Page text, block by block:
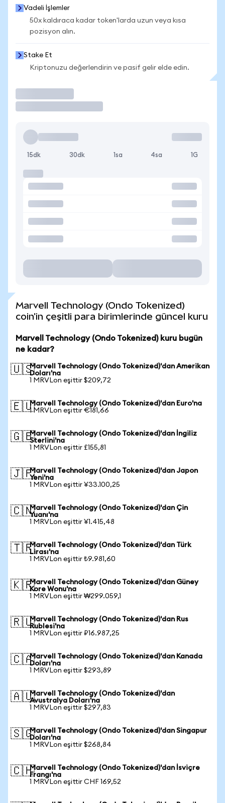
Vadeli İşlemler
50x kaldıraca kadar token'larda uzun veya kısa
pozisyon alın.
Stake Et
Kriptonuzu değerlendirin ve pasif gelir elde edin.
15dk 30dk 1sa 4sa 1G
Marvell Technology (Ondo Tokenized)
coin'in çeşitli para birimlerinde güncel kuru
Marvell Technology (Ondo Tokenized) kuru bugün
ne kadar?
🇺🇸Marvell Technology (Ondo Tokenized)'dan Amerikan
Doları'na
1 MRVLon eşittir $209,72
🇪🇺Marvell Technology (Ondo Tokenized)'dan Euro'na
1 MRVLon eşittir €181,66
🇬🇧Marvell Technology (Ondo Tokenized)'dan İngiliz
Sterlini'na
1 MRVLon eşittir £155,81
🇯🇵Marvell Technology (Ondo Tokenized)'dan Japon
Yeni'na
1 MRVLon eşittir ¥33.100,25
🇨🇳Marvell Technology (Ondo Tokenized)'dan Çin
Yuanı'na
1 MRVLon eşittir ¥1.415,48
🇹🇷Marvell Technology (Ondo Tokenized)'dan Türk
Lirası'na
1 MRVLon eşittir ₺9.981,60
🇰🇷Marvell Technology (Ondo Tokenized)'dan Güney
Kore Wonu'na
1 MRVLon eşittir ₩299.059,1
🇷🇺Marvell Technology (Ondo Tokenized)'dan Rus
Rublesi'na
1 MRVLon eşittir ₽16.987,25
🇨🇦Marvell Technology (Ondo Tokenized)'dan Kanada
Doları'na
1 MRVLon eşittir $293,89
🇦🇺Marvell Technology (Ondo Tokenized)'dan
Avustralya Doları'na
1 MRVLon eşittir $297,83
🇸🇬Marvell Technology (Ondo Tokenized)'dan Singapur
Doları'na
1 MRVLon eşittir $268,84
🇨🇭Marvell Technology (Ondo Tokenized)'dan İsviçre
Frangı'na
1 MRVLon eşittir CHF 169,52